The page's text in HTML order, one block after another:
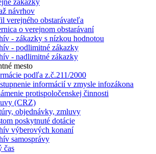
zákazky
návrhov
verejného obstarávateľa
o verejnom obstarávaní
- zákazky s nízkou hodnotou
- podlimitné zákazky
- nadlimitné zákazky
mesto
podľa z.č.211/2000
informácií v zmysle infozákona
protispoločenskej činnosti
(CRZ)
objednávky, zmluvy
poskytnuté dotácie
výberových konaní
samosprávy
čas